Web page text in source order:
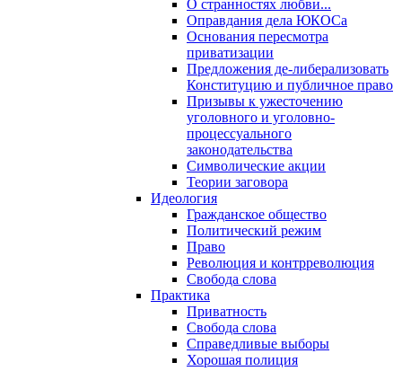
О странностях любви...
Оправдания дела ЮКОСа
Основания пересмотра
приватизации
Предложения де-либерализовать
Конституцию и публичное право
Призывы к ужесточению
уголовного и уголовно-
процессуального
законодательства
Символические акции
Теории заговора
Идеология
Гражданское общество
Политический режим
Право
Революция и контрреволюция
Свобода слова
Практика
Приватность
Свобода слова
Справедливые выборы
Хорошая полиция